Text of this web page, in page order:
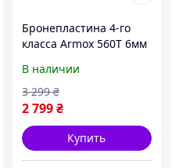
Бронепластина 4-го
класса Armox 560T 6мм
В наличии
2 799₴
3 299 ₴
Купить